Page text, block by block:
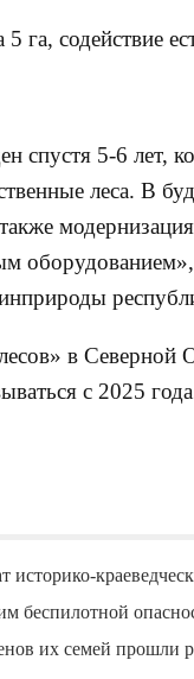
га, содействие
спустя 5-6 лет,
леса. В
в Северной
с 2025
беспилотной
их семей прошли